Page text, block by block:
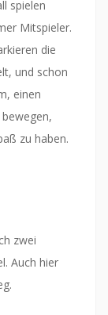
spielen
Mitspieler.
die
und schon
einen
zu haben.
zwei
Auch hier